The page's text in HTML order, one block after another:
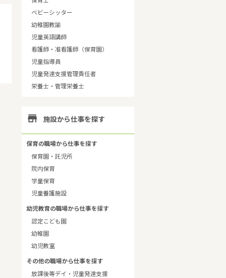
ベビーシッター
幼稚園教諭
児童英語講師
看護師・准看護師（保育園）
児童指導員
児童発達支援管理責任者
栄養士・管理栄養士
 施設から仕事を探す
保育の職場から仕事を探す
保育園・託児所
院内保育
学童保育
児童養護施設
幼児教育の職場から仕事を探す
認定こども園
幼稚園
幼児教室
その他の職場から仕事を探す
放課後等デイ・児童発達支援